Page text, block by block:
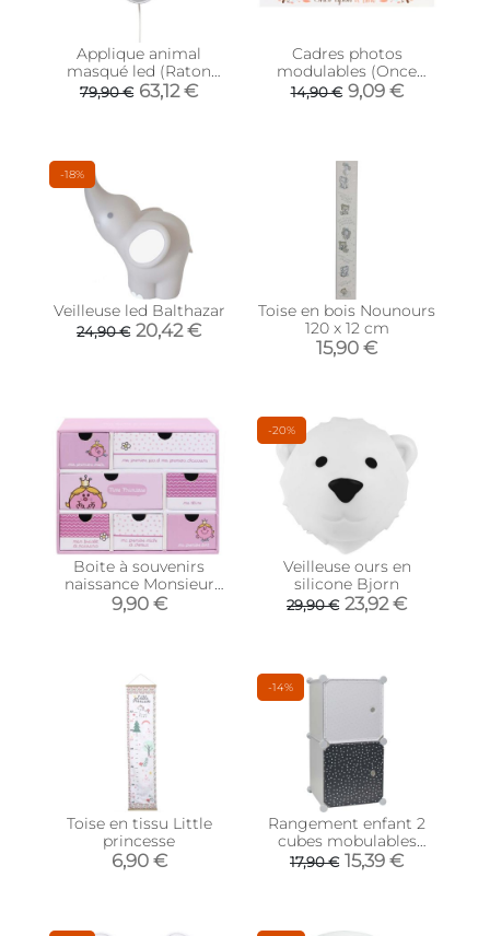
Applique animal
masqué led (Raton
laveur)
79,90 € 63,12 €
Cadres photos
modulables (Once
upon a time)
14,90 € 9,09 €
-18%
Veilleuse led Balthazar
24,90 € 20,42 €
Toise en bois Nounours
120 x 12 cm
15,90 €
Boite à souvenirs
naissance Monsieur
Madame (Mme
Princesse)
9,90 €
-20%
Veilleuse ours en
silicone Bjorn
29,90 € 23,92 €
Toise en tissu Little
princesse
6,90 €
-14%
Rangement enfant 2
cubes mobulables
30x30 cm (Gris et bleu
marine)
17,90 € 15,39 €